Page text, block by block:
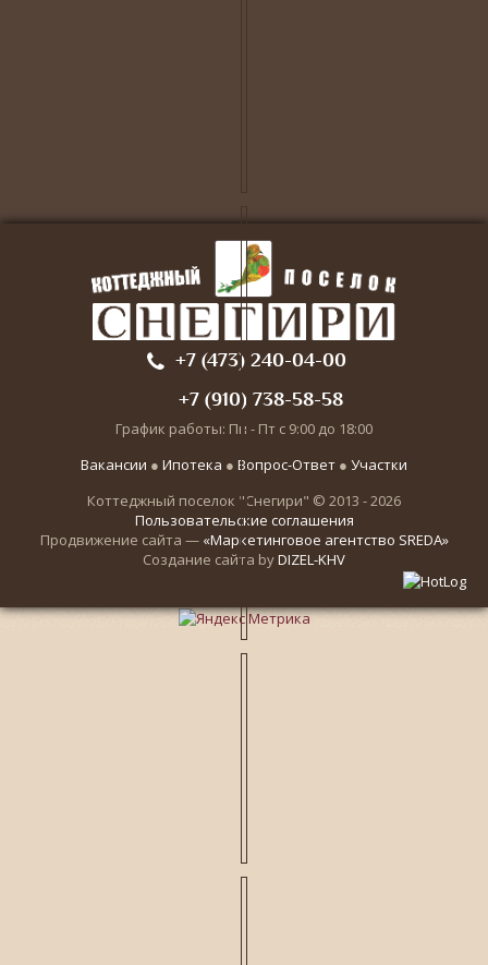
+7 (473) 240-04-00
+7 (910) 738-58-58
График работы: Пн - Пт с 9:00 до 18:00
Вакансии ● Ипотека ● Вопрос-Ответ ● Участки
Коттеджный поселок "Снегири" © 2013 - 2026
Пользовательские соглашения
Продвижение сайта — «Маркетинговое агентство SREDA»
Создание сайта byDIZEL-KHV